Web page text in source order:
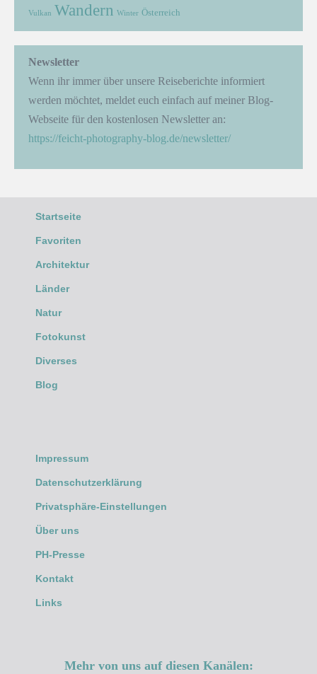
Vulkan Wandern Winter Österreich
Newsletter
Wenn ihr immer über unsere Reiseberichte informiert
werden möchtet, meldet euch einfach auf meiner Blog-
Webseite für den kostenlosen Newsletter an:
https://feicht-photography-blog.de/newsletter/
Startseite
Favoriten
Architektur
Länder
Natur
Fotokunst
Diverses
Blog
Impressum
Datenschutzerklärung
Privatsphäre-Einstellungen
Über uns
PH-Presse
Kontakt
Links
Mehr von uns auf diesen Kanälen: